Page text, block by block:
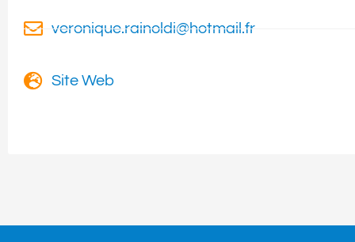
veronique.rainoldi@hotmail.fr
Site Web